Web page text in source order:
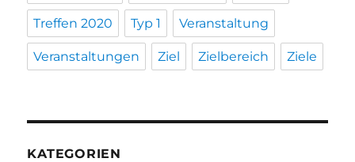
Treffen 2020 Typ 1 Veranstaltung
Veranstaltungen Ziel Zielbereich Ziele
KATEGORIEN